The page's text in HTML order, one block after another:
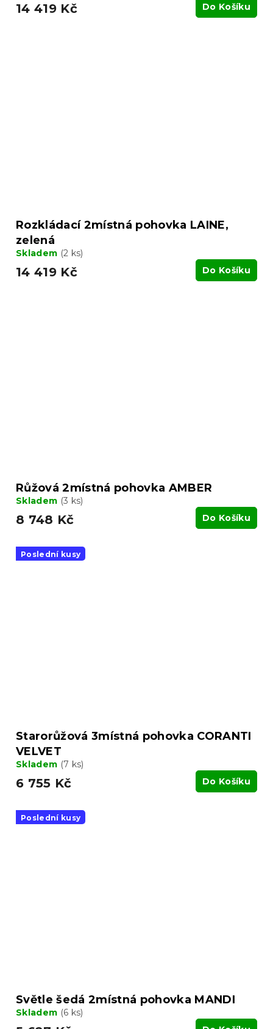
14 419 Kč Do Košíku
Rozkládací 2místná pohovka LAINE,
zelená
Skladem (2 ks)
14 419 Kč Do Košíku
Růžová 2místná pohovka AMBER
Skladem (3 ks)
8 748 Kč Do Košíku
Poslední kusy
Starorůžová 3místná pohovka CORANTI
VELVET
Skladem (7 ks)
6 755 Kč Do Košíku
Poslední kusy
Světle šedá 2místná pohovka MANDI
Skladem (6 ks)